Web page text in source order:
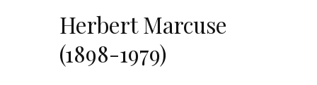
Herbert Marcuse
(1898-1979)